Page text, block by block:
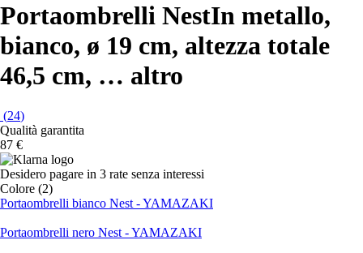
Portaombrelli NestIn metallo,
bianco, ø 19 cm, altezza totale
46,5 cm, … altro
(24)
Qualità garantita
87 €
Desidero pagare in 3 rate senza interessi
Colore (2)
Portaombrelli bianco Nest - YAMAZAKI
Portaombrelli nero Nest - YAMAZAKI